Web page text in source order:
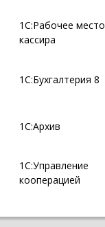
1С:Рабочее место
кассира
1С:Бухгалтерия 8
1С:Архив
1С:Управление
кооперацией